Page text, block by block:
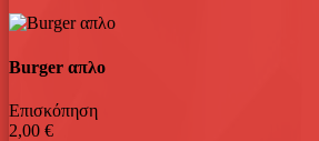
Burger απλο
Επισκόπηση
2,00 €